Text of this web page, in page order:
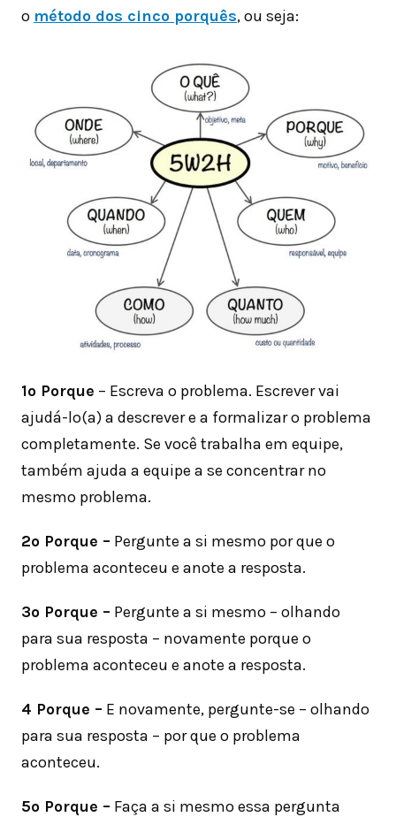
o método dos cinco porquês, ou seja:
1º Porque – Escreva o problema. Escrever vai
ajudá-lo(a) a descrever e a formalizar o problema
completamente. Se você trabalha em equipe,
também ajuda a equipe a se concentrar no
mesmo problema.
2º Porque – Pergunte a si mesmo por que o
problema aconteceu e anote a resposta.
3º Porque – Pergunte a si mesmo – olhando
para sua resposta – novamente porque o
problema aconteceu e anote a resposta.
4 Porque – E novamente, pergunte-se – olhando
para sua resposta – por que o problema
aconteceu.
5º Porque – Faça a si mesmo essa pergunta